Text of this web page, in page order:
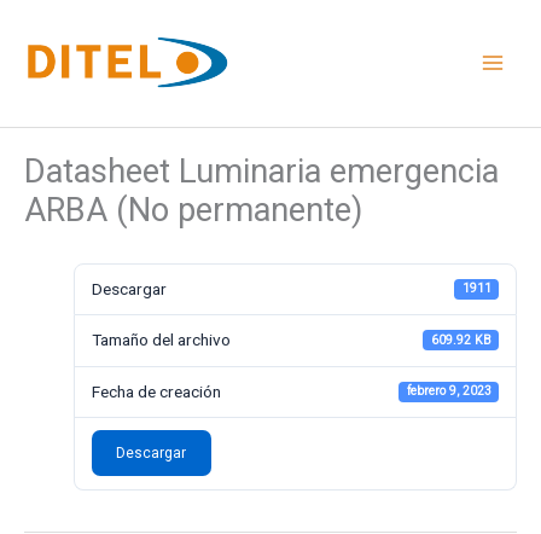
contenido
Datasheet Luminaria emergencia
ARBA (No permanente)
Descargar 1911
Tamaño del archivo 609.92 KB
Fecha de creación febrero 9, 2023
Descargar